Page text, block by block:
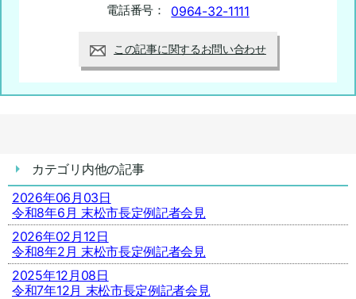
電話番号：
0964-32-1111
この記事に関するお問い合わせ
カテゴリ内他の記事
2026年06月03日
令和8年6月 末松市長定例記者会見
2026年02月12日
令和8年2月 末松市長定例記者会見
2025年12月08日
令和7年12月 末松市長定例記者会見